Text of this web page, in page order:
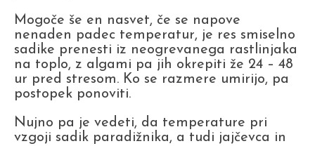
Mogoče še en nasvet, če se napove
nenaden padec temperatur, je res smiselno
sadike prenesti iz neogrevanega rastlinjaka
na toplo, z algami pa jih okrepiti že 24 – 48
ur pred stresom. Ko se razmere umirijo, pa
postopek ponoviti.
Nujno pa je vedeti, da temperature pri
vzgoji sadik paradižnika, a tudi jajčevca in